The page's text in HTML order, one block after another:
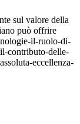
sul valore della
può offrire
il-ruolo-di-
contributo-delle-
eccellenza-